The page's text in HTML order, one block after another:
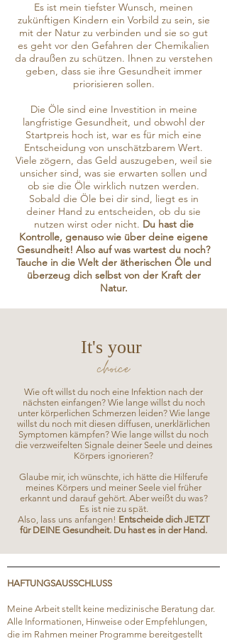
Es ist mein tiefster Wunsch, meinen
zukünftigen Kindern ein Vorbild zu sein, sie
mit der Natur zu verbinden und sie so gut
es geht vor den Gefahren der Chemikalien
da draußen zu schützen. Ihnen zu verstehen
geben, dass sie ihre Gesundheit immer
priorisieren sollen.
Die Öle sind eine Investition in meine
langfristige Gesundheit, und obwohl der
Startpreis hoch ist, war es für mich eine
Entscheidung von unschätzbarem Wert.
Viele zögern, das Geld auszugeben, weil sie
unsicher sind, was sie erwarten sollen und
ob sie die Öle wirklich nutzen werden.
Sobald die Öle bei dir sind, liegt es in
deiner Hand zu entscheiden, ob du sie
nutzen wirst oder nicht. Du hast die
Kontrolle, genauso wie über deine eigene
Gesundheit! Also auf was wartest du noch?
Tauche in die Welt der ätherischen Öle und
überzeug dich selbst von der Kraft der
Natur.
It's your
choice
Wie oft willst du noch eine Infektion nach der
nächsten einfangen? Wie lange willst du noch
unter körperlichen Schmerzen leiden? Wie lange
willst du noch mit diesen diffusen, unerklärlichen
Symptomen kämpfen? Wie lange willst du noch
die verzweifelten Signale deiner Seele und deines
Körpers ignorieren?
Glaube mir, ich wünschte, ich hätte die Hilferufe
meines Körpers und meiner Seele viel früher
erkannt und darauf gehört. Aber weißt du was?
Es ist nie zu spät.
Also, lass uns anfangen! Entscheide dich JETZT
für DEINE Gesundheit. Du hast es in der Hand.
HAFTUNGSAUSSCHLUSS
Meine Arbeit stellt keine medizinische Beratung dar.
Alle Informationen, Hinweise oder Empfehlungen,
die im Rahmen meiner Programme bereitgestellt